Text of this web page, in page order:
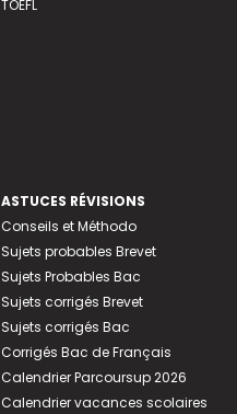
TOEFL
ASTUCES RÉVISIONS
Conseils et Méthodo
Sujets probables Brevet
Sujets Probables Bac
Sujets corrigés Brevet
Sujets corrigés Bac
Corrigés Bac de Français
Calendrier Parcoursup 2026
Calendrier vacances scolaires